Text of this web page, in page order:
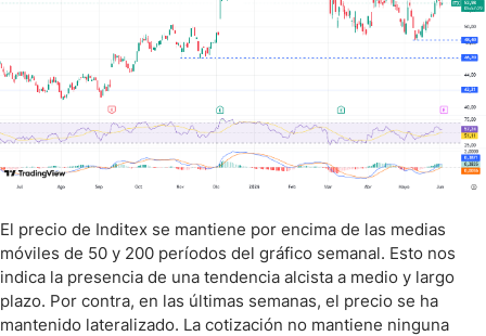
El precio de Inditex se mantiene por encima de las medias
móviles de 50 y 200 períodos del gráfico semanal. Esto nos
indica la presencia de una tendencia alcista a medio y largo
plazo. Por contra, en las últimas semanas, el precio se ha
mantenido lateralizado. La cotización no mantiene ninguna